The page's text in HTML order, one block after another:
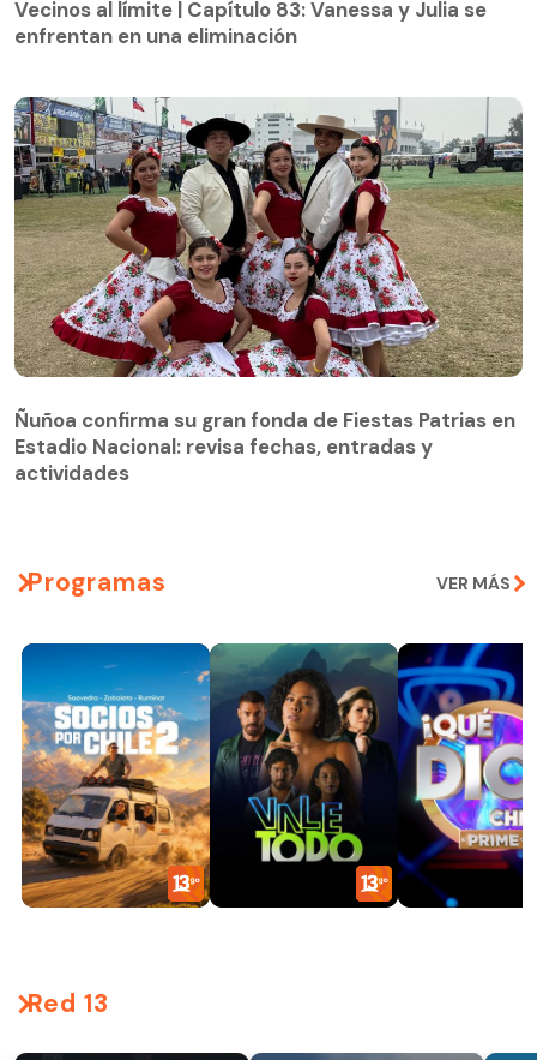
enfrentan en una eliminación
Vecinos al límite | Capítulo 83: Vanessa y Julia se
enfrentan en una eliminación
Ñuñoa confirma su gran fonda de Fiestas Patrias en
Estadio Nacional: revisa fechas, entradas y
actividades
Programas VER MÁS
Red 13